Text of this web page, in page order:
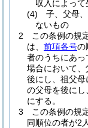
収入によっ
(4)
子、父母
ないもの
2
この条例の規
は、 前項各号の
者のうちにあっ
場合において
後にし、祖父
の父母を後に
にする。
3
この条例の規
同順位の者が2